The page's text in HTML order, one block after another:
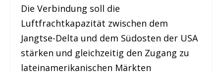
Die Verbindung soll die
Luftfrachtkapazität zwischen dem
Jangtse-Delta und dem Südosten der USA
stärken und gleichzeitig den Zugang zu
lateinamerikanischen Märkten